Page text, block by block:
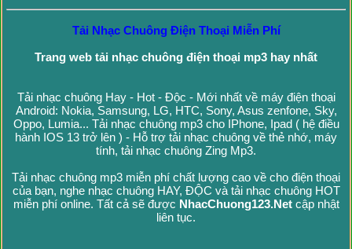
Tải Nhạc Chuông Điện Thoại Miễn Phí
Trang web tải nhạc chuông điện thoại mp3 hay nhất
Tải nhạc chuông Hay - Hot - Độc - Mới nhất về máy điện thoại
Android: Nokia, Samsung, LG, HTC, Sony, Asus zenfone, Sky,
Oppo, Lumia... Tải nhạc chuông mp3 cho IPhone, Ipad ( hệ điều
hành IOS 13 trở lên ) - Hỗ trợ tải nhạc chuông về thẻ nhớ, máy
tính, tải nhạc chuông Zing Mp3.
Tải nhạc chuông mp3 miễn phí chất lượng cao về cho điện thoại
của bạn, nghe nhạc chuông HAY, ĐỘC và tải nhạc chuông HOT
miễn phí online. Tất cả sẽ được NhacChuong123.Netcập nhật
liên tục.